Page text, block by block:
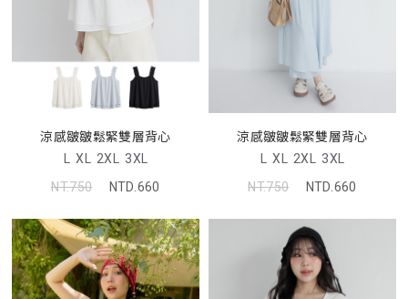
涼感皺皺鬆緊雙層背心
L XL 2XL 3XL
NT.750
NTD.660
涼感皺皺鬆緊雙層背心
L XL 2XL 3XL
NT.750
NTD.660